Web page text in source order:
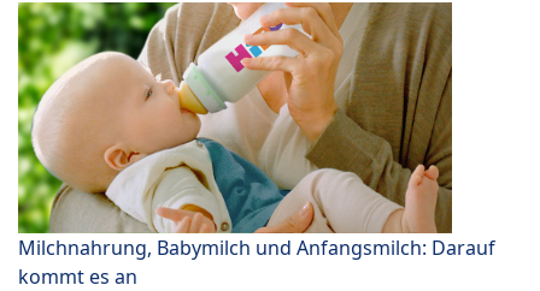
Milchnahrung, Babymilch und Anfangsmilch: Darauf
kommt es an